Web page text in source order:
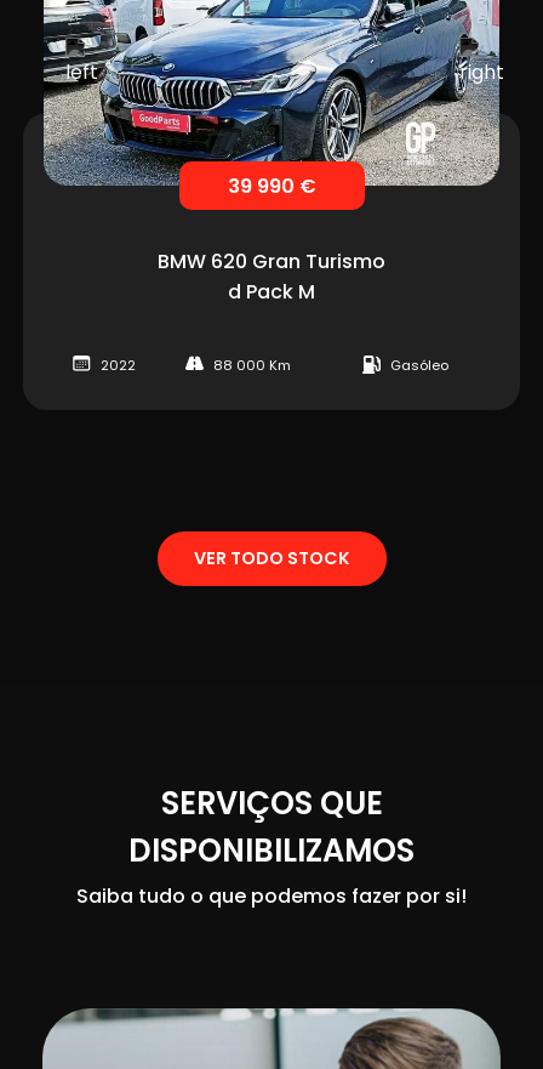
39 990 €
BMW 620 Gran Turismo
d Pack M
2022 88 000 Km Gasóleo
VER TODO STOCK
SERVIÇOS QUE
DISPONIBILIZAMOS
Saiba tudo o que podemos fazer por si!